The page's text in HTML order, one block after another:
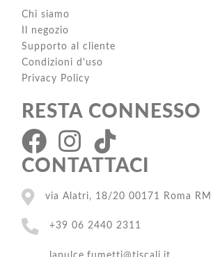
Chi siamo
Il negozio
Supporto al cliente
Condizioni d'uso
Privacy Policy
RESTA CONNESSO
CONTATTACI
via Alatri, 18/20 00171 Roma RM
+39 06 2440 2311